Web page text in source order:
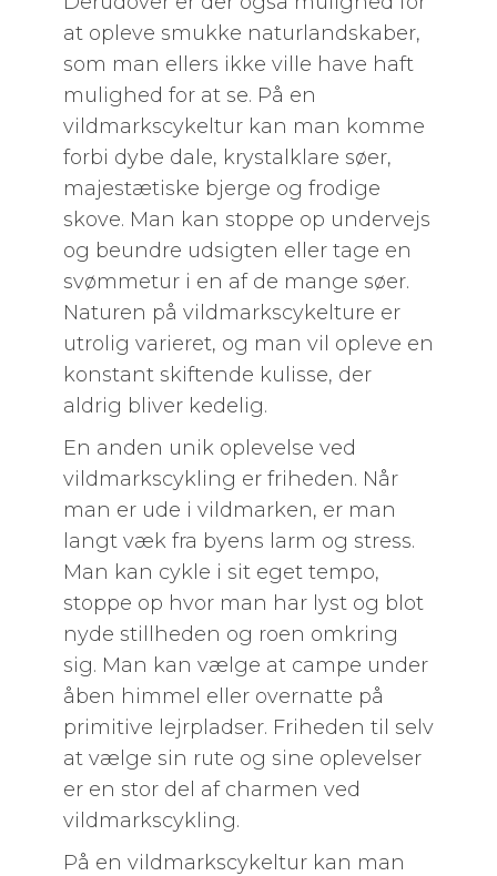
at opleve smukke naturlandskaber,
som man ellers ikke ville have haft
mulighed for at se. På en
vildmarkscykeltur kan man komme
forbi dybe dale, krystalklare søer,
majestætiske bjerge og frodige
skove. Man kan stoppe op undervejs
og beundre udsigten eller tage en
svømmetur i en af de mange søer.
Naturen på vildmarkscykelture er
utrolig varieret, og man vil opleve en
konstant skiftende kulisse, der
aldrig bliver kedelig.
En anden unik oplevelse ved
vildmarkscykling er friheden. Når
man er ude i vildmarken, er man
langt væk fra byens larm og stress.
Man kan cykle i sit eget tempo,
stoppe op hvor man har lyst og blot
nyde stillheden og roen omkring
sig. Man kan vælge at campe under
åben himmel eller overnatte på
primitive lejrpladser. Friheden til selv
at vælge sin rute og sine oplevelser
er en stor del af charmen ved
vildmarkscykling.
På en vildmarkscykeltur kan man